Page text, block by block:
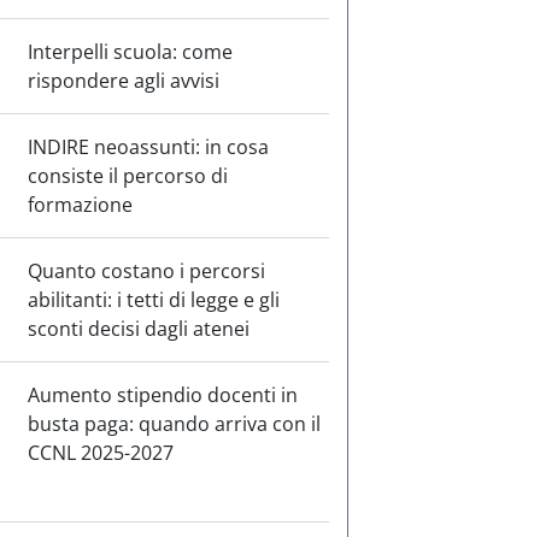
Interpelli scuola: come
rispondere agli avvisi
INDIRE neoassunti: in cosa
consiste il percorso di
formazione
Quanto costano i percorsi
abilitanti: i tetti di legge e gli
sconti decisi dagli atenei
Aumento stipendio docenti in
busta paga: quando arriva con il
CCNL 2025-2027